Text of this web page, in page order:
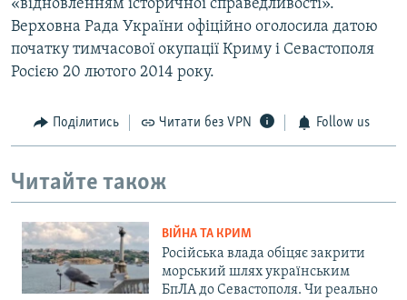
«відновленням історичної справедливості».
Верховна Рада України офіційно оголосила датою
початку тимчасової окупації Криму і Севастополя
Росією 20 лютого 2014 року.
Поділитись Читати без VPN Follow us
Читайте також
ВІЙНА ТА КРИМ
Російська влада обіцяє закрити
морський шлях українським
БпЛА до Севастополя. Чи реально